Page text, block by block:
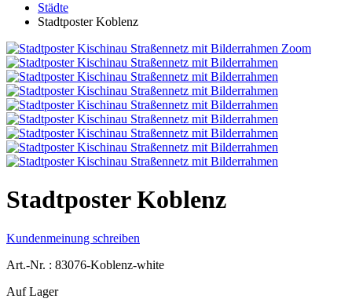
Städte
Stadtposter Koblenz
Zoom
Stadtposter Koblenz
Kundenmeinung schreiben
Art.-Nr. : 83076-Koblenz-white
Auf Lager